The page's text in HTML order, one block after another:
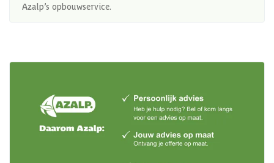
Azalp’s opbouwservice.